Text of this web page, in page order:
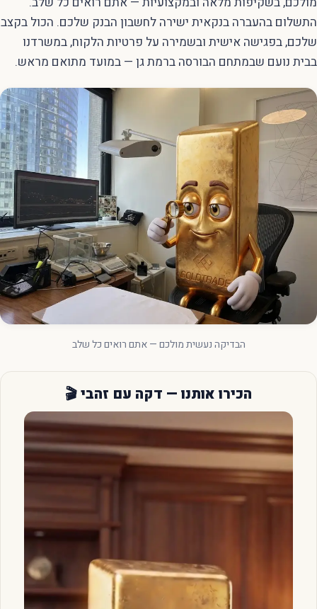
התשלום בהעברה בנקאית ישירה לחשבון הבנק שלכם. הכול בקצב
שלכם, בפגישה אישית ובשמירה על פרטיות הלקוח, במשרדנו
בבית נועם שבמתחם הבורסה ברמת גן — במועד מתואם מראש.
הבדיקה נעשית מולכם — אתם רואים כל שלב
הכירו אותנו — דקה עם זהבי 🎬